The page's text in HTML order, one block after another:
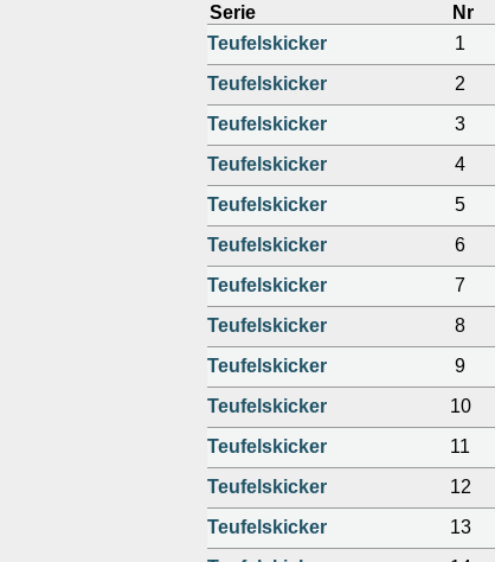
Serie Nr
Teufelskicker
1
Teufelskicker
2
Teufelskicker
3
Teufelskicker
4
Teufelskicker
5
Teufelskicker
6
Teufelskicker
7
Teufelskicker
8
Teufelskicker
9
Teufelskicker
10
Teufelskicker
11
Teufelskicker
12
Teufelskicker
13